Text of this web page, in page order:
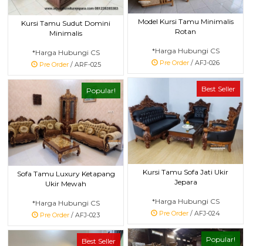
Model Kursi Tamu Minimalis
Rotan
*Harga Hubungi CS
Pre Order / AFJ-026
Kursi Tamu Sudut Domini
Minimalis
*Harga Hubungi CS
Pre Order/ ARF-025
Best Seller
Kursi Tamu Sofa Jati Ukir
Jepara
*Harga Hubungi CS
Pre Order / AFJ-024
Popular!
Sofa Tamu Luxury Ketapang
Ukir Mewah
*Harga Hubungi CS
Pre Order / AFJ-023
Popular!
Best Seller